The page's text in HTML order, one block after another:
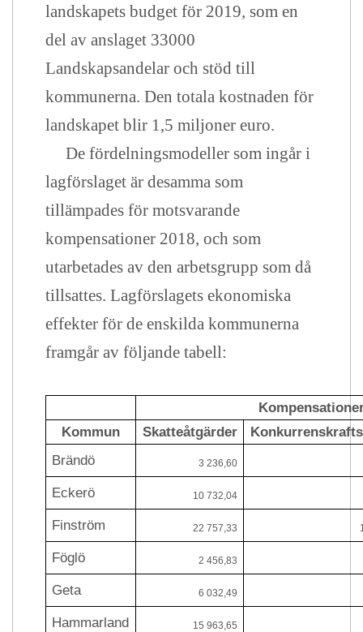
landskapets budget för 2019, som en
del av anslaget 33000
Landskapsandelar och stöd till
kommunerna. Den totala kostnaden för
landskapet blir 1,5 miljoner euro.
De fördelningsmodeller som ingår i
lagförslaget är desamma som
tillämpades för motsvarande
kompensationer 2018, och som
utarbetades av den arbetsgrupp som då
tillsattes. Lagförslagets ekonomiska
effekter för de enskilda kommunerna
framgår av följande tabell:
Kommun
Skatteåtgärder
Brändö
3 236,60
Eckerö 10 732,04
Finström 22 757,33
Föglö 2 456,83
Geta 6 032,49
Hammarland 15 963,65